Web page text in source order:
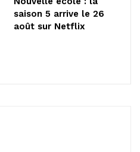
saison 5 arrive le 26
août sur Netflix